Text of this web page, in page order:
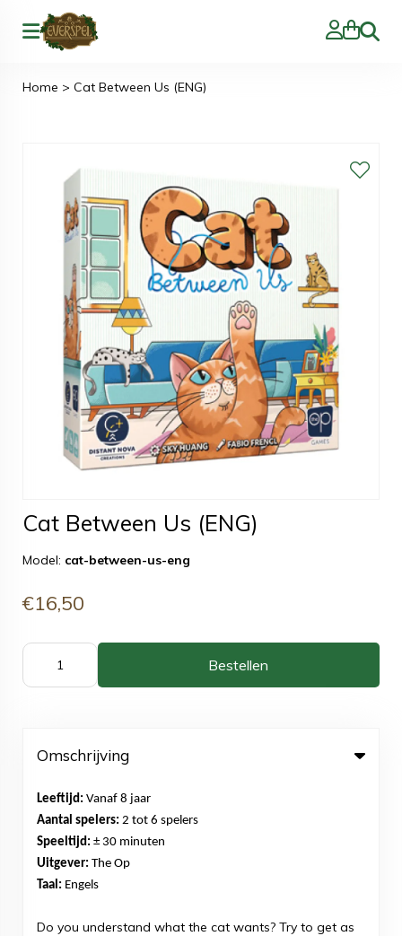
Zoeken
Home > Cat Between Us (ENG)
Cat Between Us (ENG)
Model: cat-between-us-eng
€16,50
Bestellen
Omschrijving
Leeftijd: Vanaf 8 jaar
Aantal spelers: 2 tot 6 spelers
Speeltijd: ± 30 minuten
Uitgever: The Op
Taal: Engels
Do you understand what the cat wants? Try to get as